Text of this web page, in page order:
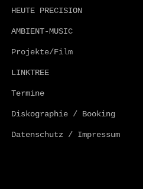
HEUTE PRECISION
AMBIENT-MUSIC
Projekte/Film
LINKTREE
Termine
Diskographie / Booking
Datenschutz / Impressum